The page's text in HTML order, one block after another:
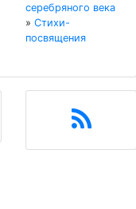
серебряного века
» Стихи-
посвящения